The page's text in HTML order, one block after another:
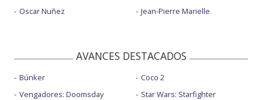
Oscar Nuñez
Jean-Pierre Marielle
AVANCES DESTACADOS
Búnker
Vengadores: Doomsday
Coco 2
Star Wars: Starfighter